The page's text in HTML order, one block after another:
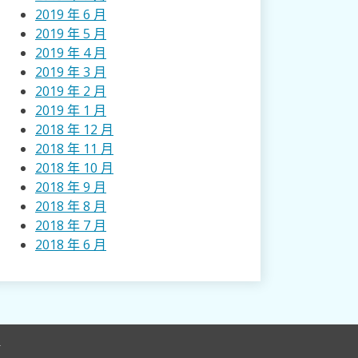
2019 年 6 月
2019 年 5 月
2019 年 4 月
2019 年 3 月
2019 年 2 月
2019 年 1 月
2018 年 12 月
2018 年 11 月
2018 年 10 月
2018 年 9 月
2018 年 8 月
2018 年 7 月
2018 年 6 月